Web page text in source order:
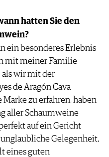
hatten Sie den
ein besonderes Erlebnis
mit meiner Familie
als wir mit der
de Aragón Cava
zu erfahren, haben
aller Schaumweine
auf ein Gericht
Gelegenheit,
eines guten